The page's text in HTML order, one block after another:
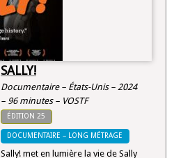
SALLY!
Documentaire – États-Unis – 2024
– 96 minutes – VOSTF
ÉDITION 25
DOCUMENTAIRE – LONG MÉTRAGE
Sally! met en lumière la vie de Sally